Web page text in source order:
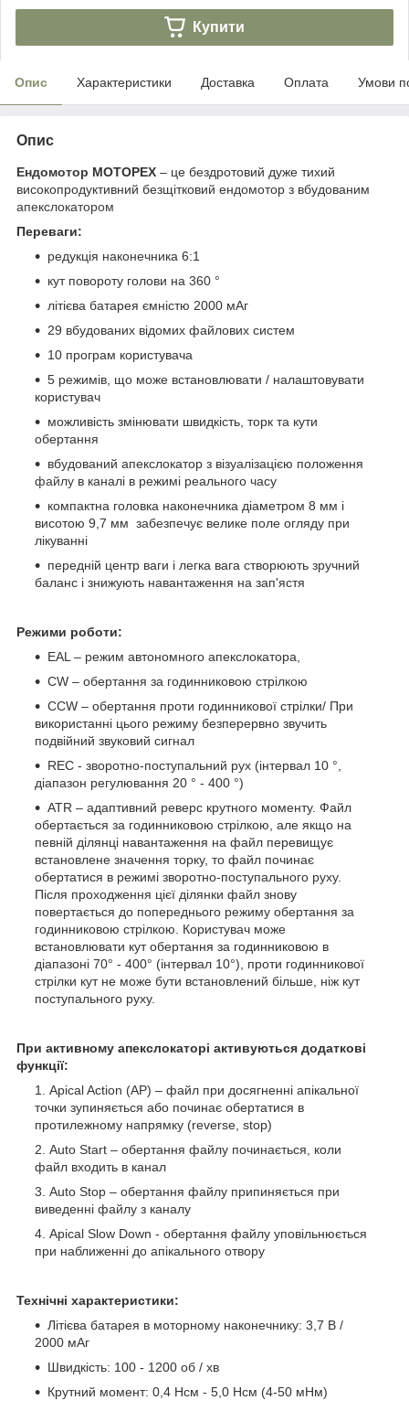
Купити
Опис Характеристики Доставка Оплата Умови
Опис
Ендомотор MOTOPEX – це бездротовий дуже тихий
високопродуктивний безщітковий ендомотор з вбудованим
апекслокатором
Переваги:
редукція наконечника 6:1
кут повороту голови на 360 °
літієва батарея ємністю 2000 мАг
29 вбудованих відомих файлових систем
10 програм користувача
5 режимів, що може встановлювати / налаштовувати
користувач
можливість змінювати швидкість, торк та кути
обертання
вбудований апекслокатор з візуалізацією положення
файлу в каналі в режимі реального часу
компактна головка наконечника діаметром 8 мм і
висотою 9,7 мм забезпечує велике поле огляду при
лікуванні
передній центр ваги і легка вага створюють зручний
баланс і знижують навантаження на зап'ястя
Режими роботи:
EAL – режим автономного апекслокатора,
CW – обертання за годинниковою стрілкою
CСW – обертання проти годинникової стрілки/ При
використанні цього режиму безперервно звучить
подвійний звуковий сигнал
REC - зворотно-поступальний рух (інтервал 10 °,
діапазон регулювання 20 ° - 400 °)
ATR – адаптивний реверс крутного моменту. Файл
обертається за годинниковою стрілкою, але якщо на
певній ділянці навантаження на файл перевищує
встановлене значення торку, то файл починає
обертатися в режимі зворотно-поступального руху.
Після проходження цієї ділянки файл знову
повертається до попереднього режиму обертання за
годинниковою стрілкою. Користувач може
встановлювати кут обертання за годинниковою в
діапазоні 70° - 400° (інтервал 10°), проти годинникової
стрілки кут не може бути встановлений більше, ніж кут
поступального руху.
При активному апекслокаторі активуються додаткові
функції:
Apical Action (AP) – файл при досягненні апікальної
точки зупиняється або починає обертатися в
протилежному напрямку (reverse, stop)
Auto Start – обертання файлу починається, коли
файл входить в канал
Auto Stop – обертання файлу припиняється при
виведенні файлу з каналу
Apical Slow Down - обертання файлу уповільнюється
при наближенні до апікального отвору
Технічні характеристики:
Літієва батарея в моторному наконечнику: 3,7 В /
2000 мАг
Швидкість: 100 - 1200 об / хв
Крутний момент: 0,4 Нсм - 5,0 Нсм (4-50 мНм)